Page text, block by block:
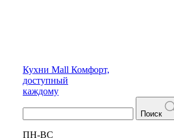
Кухни Mall Комфорт,
доступный
каждому
Поиск
ПН-ВС